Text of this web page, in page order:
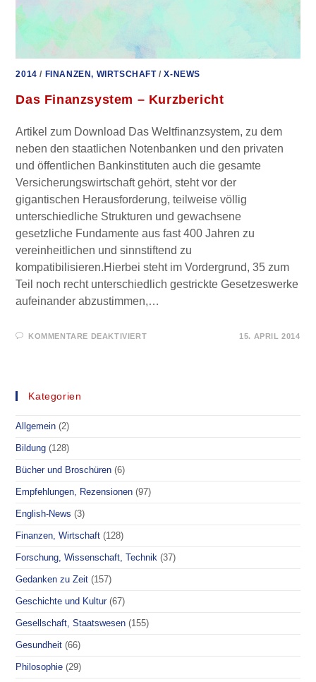
2014 / FINANZEN, WIRTSCHAFT/X-NEWS
Das Finanzsystem – Kurzbericht
Artikel zum Download Das Weltfinanzsystem, zu dem
neben den staatlichen Notenbanken und den privaten
und öffentlichen Bankinstituten auch die gesamte
Versicherungswirtschaft gehört, steht vor der
gigantischen Herausforderung, teilweise völlig
unterschiedliche Strukturen und gewachsene
gesetzliche Fundamente aus fast 400 Jahren zu
vereinheitlichen und sinnstiftend zu
kompatibilisieren.Hierbei steht im Vordergrund, 35 zum
Teil noch recht unterschiedlich gestrickte Gesetzeswerke
aufeinander abzustimmen,…
KOMMENTARE DEAKTIVIERTFÜR
15. APRIL 2014
Kategorien
Allgemein (2)
Bildung (128)
Bücher und Broschüren (6)
Empfehlungen, Rezensionen (97)
English-News (3)
Finanzen, Wirtschaft (128)
Forschung, Wissenschaft, Technik (37)
Gedanken zu Zeit (157)
Geschichte und Kultur (67)
Gesellschaft, Staatswesen (155)
Gesundheit (66)
Philosophie (29)